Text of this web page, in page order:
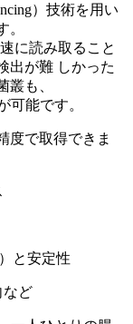
）技術を用い
。
に読み取ること
出が難 しかった
叢も、
可能です。
度で取得できま
と安定性
など